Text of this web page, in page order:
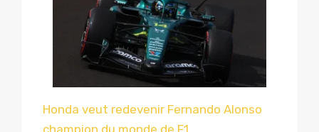
Honda veut redevenir Fernando Alonso